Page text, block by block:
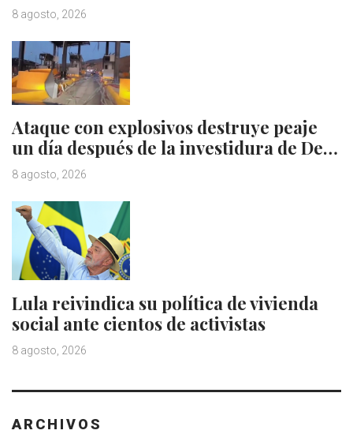
8 agosto, 2026
Ataque con explosivos destruye peaje
un día después de la investidura de De…
8 agosto, 2026
Lula reivindica su política de vivienda
social ante cientos de activistas
8 agosto, 2026
ARCHIVOS